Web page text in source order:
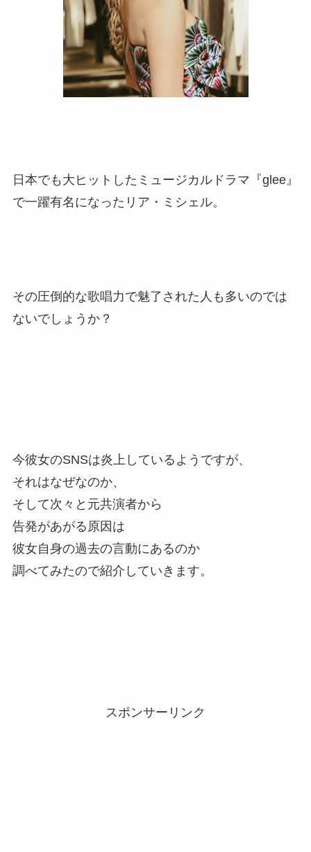
日本でも大ヒットしたミュージカルドラマ『glee』
で一躍有名になったリア・ミシェル。
その圧倒的な歌唱力で魅了された人も多いのでは
ないでしょうか？
今彼女のSNSは炎上しているようですが、
それはなぜなのか、
そして次々と元共演者から
告発があがる原因は
彼女自身の過去の言動にあるのか
調べてみたので紹介していきます。
スポンサーリンク